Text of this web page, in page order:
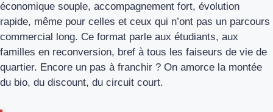
économique souple, accompagnement fort, évolution
rapide, même pour celles et ceux qui n’ont pas un parcours
commercial long. Ce format parle aux étudiants, aux
familles en reconversion, bref à tous les faiseurs de vie de
quartier. Encore un pas à franchir ? On amorce la montée
du bio, du discount, du circuit court.